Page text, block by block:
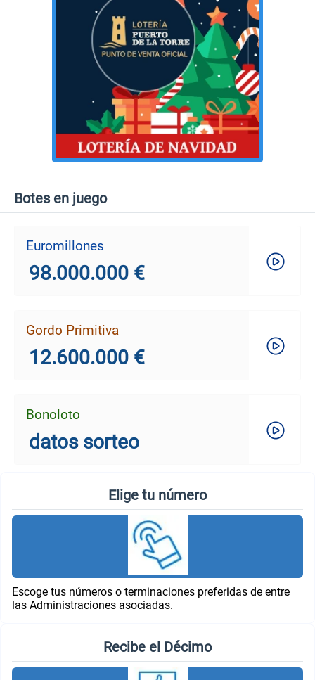
Botes en juego
Euromillones
98.000.000 €
Gordo Primitiva
12.600.000 €
Bonoloto
datos sorteo
Elige tu número
Escoge tus números o terminaciones preferidas de entre
las Administraciones asociadas.
Recibe el Décimo